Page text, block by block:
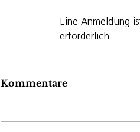
Eine Anmeldung
erforderlich.
Kommentare